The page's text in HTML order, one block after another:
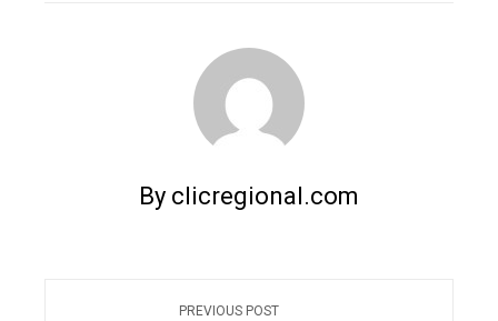
By clicregional.com
PREVIOUS POST